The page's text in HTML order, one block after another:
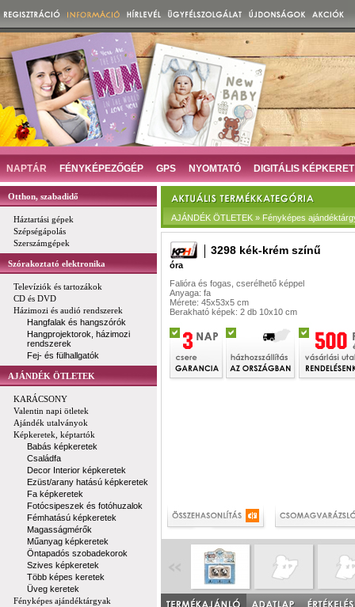
NAPTÁR FÉNYKÉPEZŐGÉP GPS NYOMTATÓ DIGITÁLIS KÉPKERET
Otthon, szabadidő
Háztartási gépek
Szépségápolás
Szerszámgépek
Szórakoztató elektronika
Televíziók és tartozákok
CD és DVD
Házimozi és audió rendszerek
Hangfalak és hangszórók
Hangprojektorok, házimozi
rendszerek
Fej- és fülhallgatók
AJÁNDÉK ÖTLETEK
KARÁCSONY
Valentin napi ötletek
Ajándék utalványok
Képkeretek, képtartók
Babás képkeretek
Családfa
Decor Interior képkeretek
Ezüst/arany hatású képkeretek
Fa képkeretek
Fotócsipeszek és fotóhuzalok
Fémhatású képkeretek
Magasságmérők
Műanyag képkeretek
Öntapadós szobadekorok
Szives képkeretek
Több képes keretek
Üveg keretek
Fényképes ajándéktárgyak
AJÁNDÉK ÖTLETEK » Fényképes
3298 kék-krém színű
óra
Falióra és fogas, cserélhető képpel
Anyaga: fa
Mérete: 45x53x5 cm
Berakható képek: 2 db 10x10 cm